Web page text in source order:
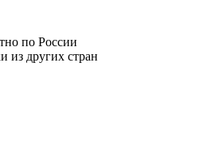
по России
из других стран